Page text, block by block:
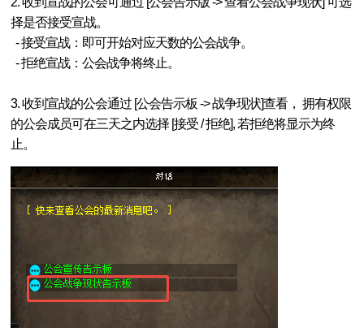
择是否接受宣战。
- 接受宣战：即可开始对应天数的公会战争。
- 拒绝宣战：公会战争将终止。
3. 收到宣战的公会通过 [公会告示板 -> 战争现状]查看， 拥有权限
的公会成员可在三天之内选择 [接受 / 拒绝], 若拒绝将显示为终
止。